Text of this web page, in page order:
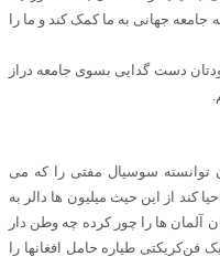
جامعه جهانی به ما کمک کند و ما را
دست گدایی بسوی جامعه دراز
توانسته سوسیال مفتی را که می
کند از این حیث میلیون ها دالر به
آلمان ها را چور کرده چه وطن دار
فن‌کریکتی طیاره حامل افغانها را